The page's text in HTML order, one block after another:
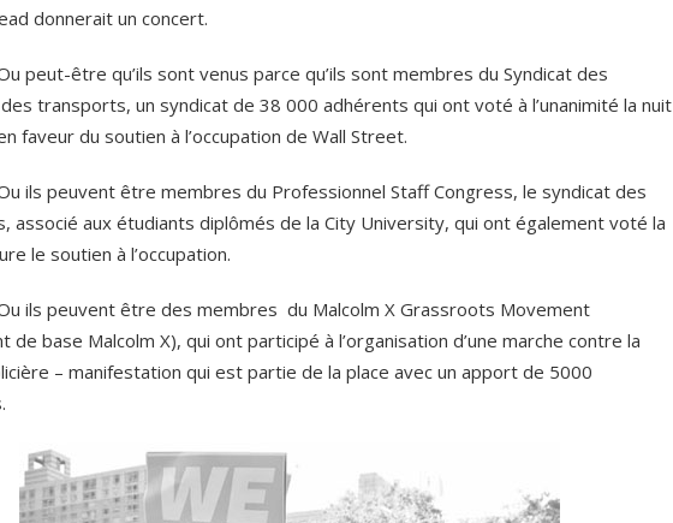
donnerait un concert.
peut-être qu’ils sont venus parce qu’ils sont membres du Syndicat des
transports, un syndicat de 38 000 adhérents qui ont voté à l’unanimité la nuit
faveur du soutien à l’occupation de Wall Street.
ils peuvent être membres du Professionnel Staff Congress, le syndicat des
associé aux étudiants diplômés de la City University, qui ont également voté la
le soutien à l’occupation.
ils peuvent être des membres du Malcolm X Grassroots Movement
de base Malcolm X), qui ont participé à l’organisation d’une marche contre la
– manifestation qui est partie de la place avec un apport de 5000